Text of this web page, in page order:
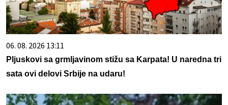
06. 08. 2026 13:11
Pljuskovi sa grmljavinom stižu sa Karpata! U naredna tri
sata ovi delovi Srbije na udaru!